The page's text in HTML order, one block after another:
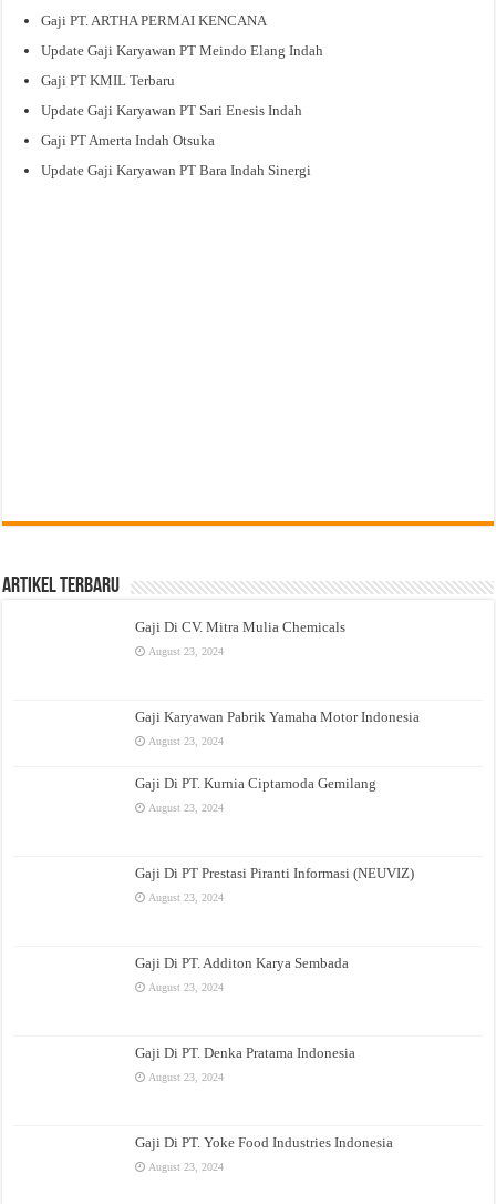
Gaji PT. ARTHA PERMAI KENCANA
Update Gaji Karyawan PT Meindo Elang Indah
Gaji PT KMIL Terbaru
Update Gaji Karyawan PT Sari Enesis Indah
Gaji PT Amerta Indah Otsuka
Update Gaji Karyawan PT Bara Indah Sinergi
Artikel Terbaru
Gaji Di CV. Mitra Mulia Chemicals
August 23, 2024
Gaji Karyawan Pabrik Yamaha Motor Indonesia
August 23, 2024
Gaji Di PT. Kurnia Ciptamoda Gemilang
August 23, 2024
Gaji Di PT Prestasi Piranti Informasi (NEUVIZ)
August 23, 2024
Gaji Di PT. Additon Karya Sembada
August 23, 2024
Gaji Di PT. Denka Pratama Indonesia
August 23, 2024
Gaji Di PT. Yoke Food Industries Indonesia
August 23, 2024